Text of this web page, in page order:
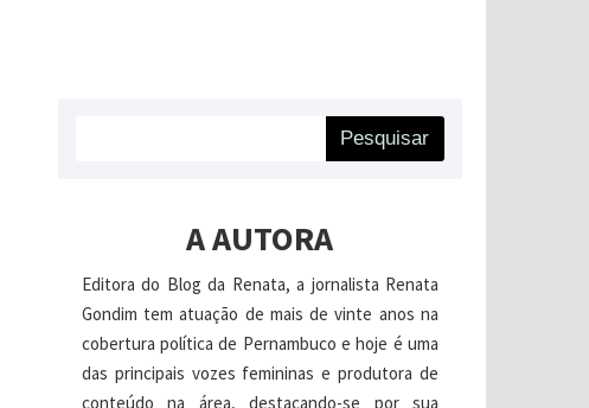
Pesquisar
A AUTORA
Editora do Blog da Renata, a jornalista Renata
Gondim tem atuação de mais de vinte anos na
cobertura política de Pernambuco e hoje é uma
das principais vozes femininas e produtora de
conteúdo na área, destacando-se por sua